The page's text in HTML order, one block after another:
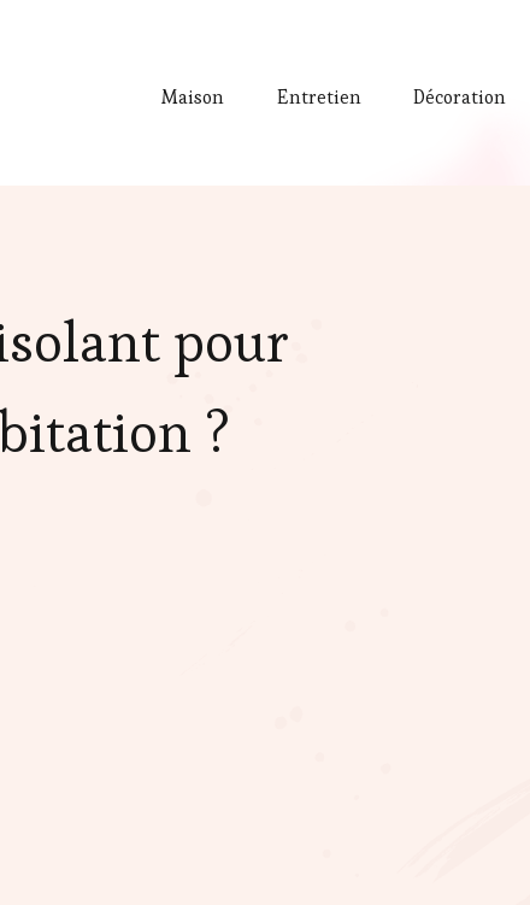
Maison Entretien Décoration
pour
?